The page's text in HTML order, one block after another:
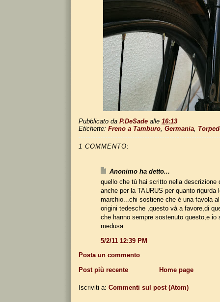
Pubblicato da P.DeSade alle 16:13
Etichette: Freno a Tamburo Germania
1 COMMENTO:
Anonimo ha detto...
quello che tù hai scritto nella descrizione
anche per la TAURUS per quanto rigurda
marchio...chi sostiene che è una favola
origini tedesche ,questo và a favore,di
che hanno sempre sostenuto questo,e io
medusa.
5/2/11 12:39 PM
Posta un commento
Post più recente
Home page
Iscriviti a: Commenti sul post (Atom)